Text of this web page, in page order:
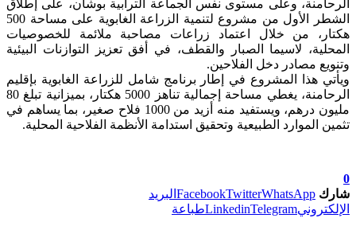
الرحامنة، وعلى مستوى نفس الجماعة الترابية بوشان، على إطلاق
الشطر الأول من مشروع لتنمية الزراعة الغابوية على مساحة 500
هكتار، من خلال اعتماد زراعات مصاحبة ملائمة للخصوصيات
المحلية، لاسيما الصبار والقطف، في أفق تعزيز التوازنات البيئية
وتنويع مصادر دخل الفلاحين.
ويأتي هذا المشروع في إطار برنامج شامل للزراعة الغابوية بإقليم
الرحامنة، يغطي مساحة إجمالية تناهز 5000 هكتار، بميزانية تبلغ 80
مليون درهم، ويستفيد منه أزيد من 1000 فلاح صغير، بما يساهم في
تثمين الموارد الطبيعية وتحقيق استدامة الأنظمة الفلاحية المحلية.
0
شارك
FacebookTwitterWhatsApp
البريد
الإلكتروني
LinkedinTelegram طباعة